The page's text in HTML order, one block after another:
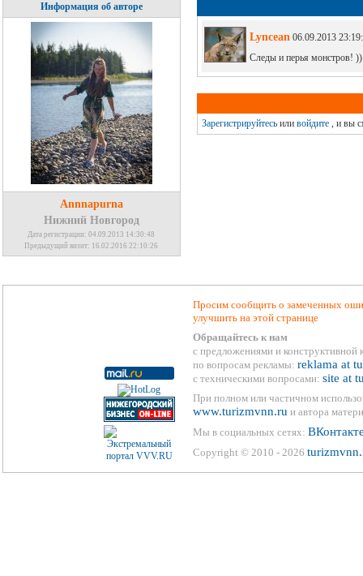
Информация об авторе
Annnapurna
Нижний Новгород
Дата регистрации: 04.09.2013 14:30:48
Предыдущий визит: 16.02.2016 22:10:26
Lyncean06.09.2013
Следы и перья монстров! ))
Зарегистрируйтесьили войдите, и вы
Просим сообщить о замеченных
улучшить на этой странице
Обращайтесь к нам
с предложениями и конструктивной
по вопросам рекламы: reklama at
с техническими вопросами: site at
При полном или частичном
www.turizmvnn.ru и автора
Мы в социальных сетях:
Copyright © 2010 - 2026